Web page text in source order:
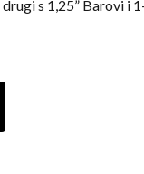
s 1,25” Barovi i